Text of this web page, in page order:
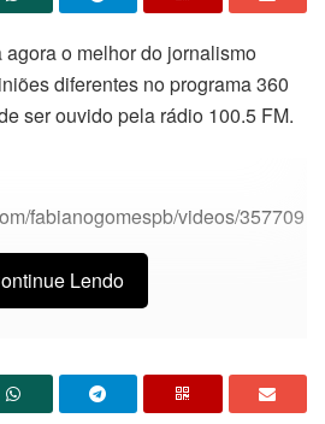
o melhor do jornalismo
diferentes no programa 360
ser ouvido pela rádio 100.5 FM.
fabianogomespb/videos/357709
Lendo